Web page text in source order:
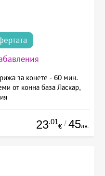
за конете - 60 мин.
от конна база Ласкар,
23.01
€ / 45лв.